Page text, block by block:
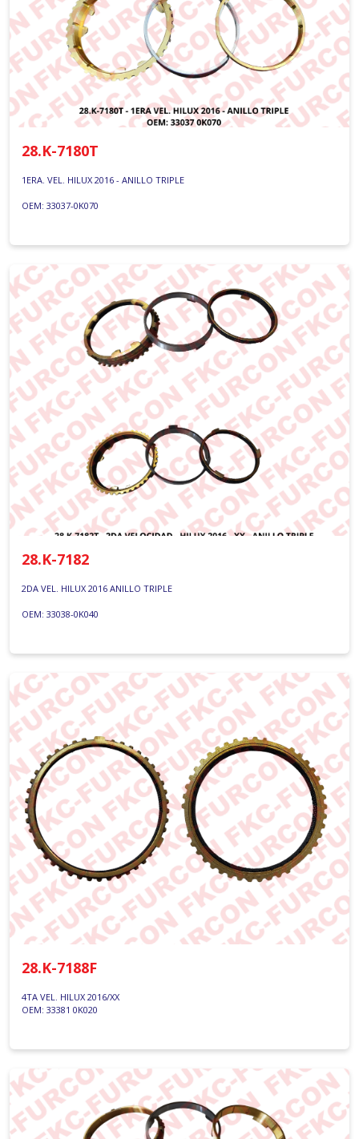
28.K-7180T
1ERA. VEL. HILUX 2016 - ANILLO TRIPLE
OEM: 33037-0K070
28.K-7182
2DA VEL. HILUX 2016 ANILLO TRIPLE
OEM: 33038-0K040
28.K-7188F
4TA VEL. HILUX 2016/XX
OEM: 33381 0K020